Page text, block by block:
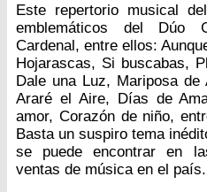
Este repertorio musical
emblemáticos del Dúo
Cardenal, entre ellos:
Hojarascas, Si buscabas,
Dale una Luz, Mariposa
Araré el Aire, Días de
amor, Corazón de niño,
Basta un suspiro tema
se puede encontrar en
ventas de música en el país.